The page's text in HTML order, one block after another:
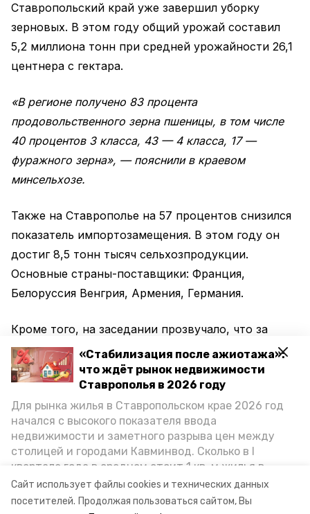
Сайт использует файлы cookies и технических данных
посетителей. Продолжая пользоваться сайтом, Вы
«Стабилизация после ажиотажа»:
что ждёт рынок недвижимости
Ставрополья в 2026 году
Для рынка жилья в Ставропольском крае 2026 год
начался с высокого показателя ввода
недвижимости и заметного разрыва цен между
столицей и городами Кавминвод. Сколько в I
квартале года в среднем стоит 1 кв. м жилья в
городах и округах региона, как изменился спрос на
первичку и вторичку, какова себестоимость
Ставропольский край уже завершил уборку
зерновых. В этом году общий урожай составил
5,2 миллиона тонн при средней урожайности 26,1
центнера с гектара.
«В регионе получено 83 процента
продовольственного зерна пшеницы, в том числе
40 процентов 3 класса, 43 — 4 класса, 17 —
фуражного зерна», — пояснили в краевом
минсельхозе.
Также на Ставрополье на 57 процентов снизился
показатель импортозамещения. В этом году он
достиг 8,5 тонн тысяч сельхозпродукции.
Основные страны-поставщики: Франция,
Белоруссия Венгрия, Армения, Германия.
Кроме того, на заседании прозвучало, что за
последние полгода объём отгруженных
сельхозпродуктов собственного производства
достиг 45,2 миллиарда рублей или 112,7
процентов к аналогичному периоду 2019 года, а
напитков — 9,4 миллиарда.
Ранее сообщалось, что ставропольское
предприятие по производству сыраполучило
пять миллионов рублей на развитие.